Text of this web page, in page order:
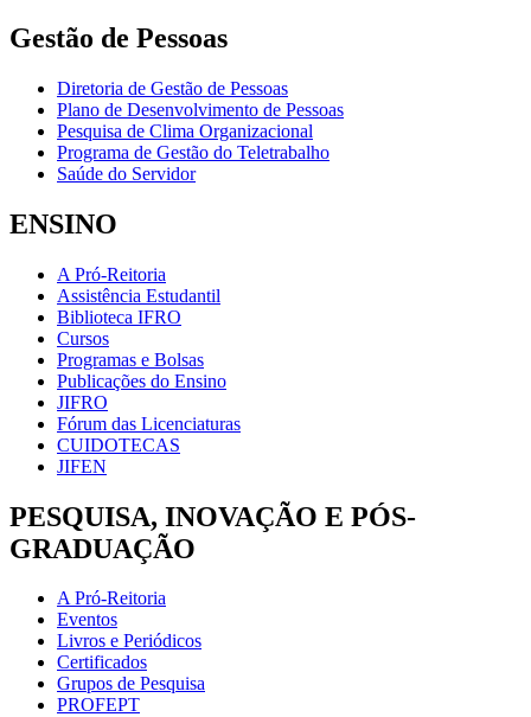
Gestão de Pessoas
Diretoria de Gestão de Pessoas
Plano de Desenvolvimento de Pessoas
Pesquisa de Clima Organizacional
Programa de Gestão do Teletrabalho
Saúde do Servidor
ENSINO
A Pró-Reitoria
Assistência Estudantil
Biblioteca IFRO
Cursos
Programas e Bolsas
Publicações do Ensino
JIFRO
Fórum das Licenciaturas
CUIDOTECAS
JIFEN
PESQUISA, INOVAÇÃO E PÓS-
GRADUAÇÃO
A Pró-Reitoria
Eventos
Livros e Periódicos
Certificados
Grupos de Pesquisa
PROFEPT